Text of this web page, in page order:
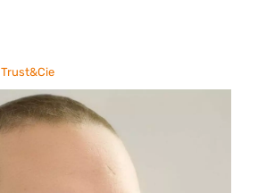
Trust&Cie